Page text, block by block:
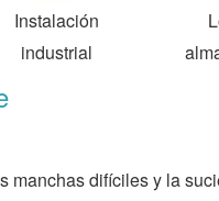
Instalación
industrial
manchas difíciles y la